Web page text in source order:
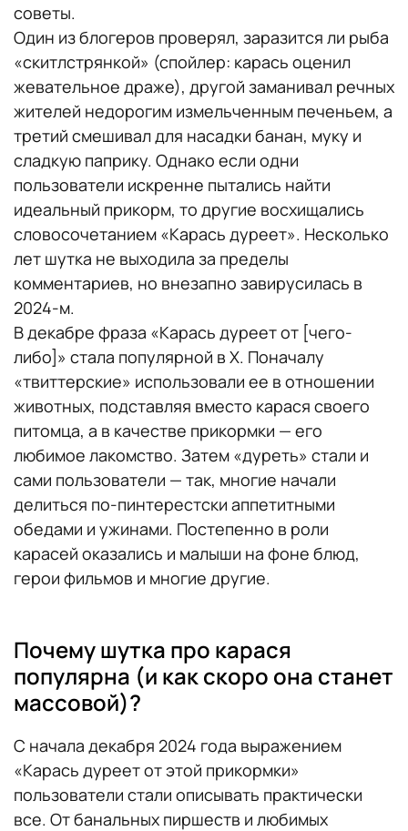
советы.
Один из блогеров проверял, заразится ли рыба
«скитлстрянкой» (спойлер: карась оценил
жевательное драже), другой заманивал речных
жителей недорогим измельченным печеньем, а
третий смешивал для насадки банан, муку и
сладкую паприку. Однако если одни
пользователи искренне пытались найти
идеальный прикорм, то другие восхищались
словосочетанием «Карась дуреет». Несколько
лет шутка не выходила за пределы
комментариев, но внезапно завирусилась в
2024-м.
В декабре фраза «Карась дуреет от [чего-
либо]» стала популярной в X. Поначалу
«твиттерские» использовали ее в отношении
животных, подставляя вместо карася своего
питомца, а в качестве прикормки — его
любимое лакомство. Затем «дуреть» стали и
сами пользователи — так, многие начали
делиться по-пинтерестски аппетитными
обедами и ужинами. Постепенно в роли
карасей оказались и малыши на фоне блюд,
герои фильмов и многие другие.
Почему шутка про карася
популярна (и как скоро она станет
массовой)?
С начала декабря 2024 года выражением
«Карась дуреет от этой прикормки»
пользователи стали описывать практически
все. От банальных пиршеств и любимых